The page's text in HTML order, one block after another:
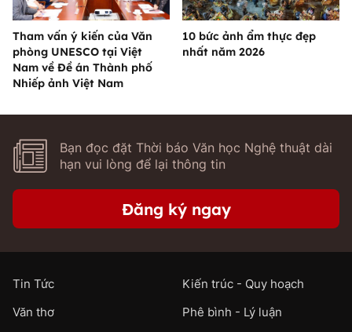
Tham vấn ý kiến của Văn
phòng UNESCO tại Việt
Nam về Đề án Thành phố
Nhiếp ảnh Việt Nam
10 bức ảnh ẩm thực đẹp
nhất năm 2026
Bạn đọc đặt Thời báo Văn học Nghệ thuật dài
hạn vui lòng để lại thông tin
Đăng ký ngay
Tin Tức
Kiến trúc - Quy hoạch
Văn thơ
Phê bình - Lý luận